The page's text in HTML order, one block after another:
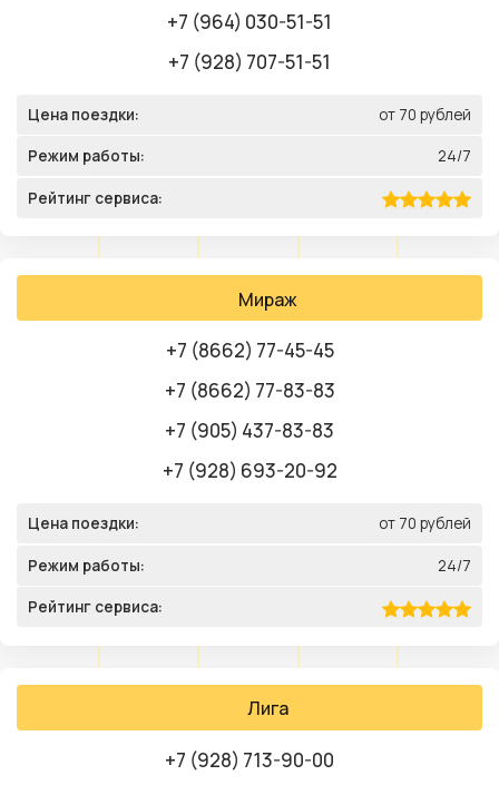
+7 (964) 030-51-51
+7 (928) 707-51-51
Цена поездки: от 70 рублей
Режим работы: 24/7
Рейтинг сервиса:
Мираж
+7 (8662) 77-45-45
+7 (8662) 77-83-83
+7 (905) 437-83-83
+7 (928) 693-20-92
Цена поездки: от 70 рублей
Режим работы: 24/7
Рейтинг сервиса:
Лига
+7 (928) 713-90-00